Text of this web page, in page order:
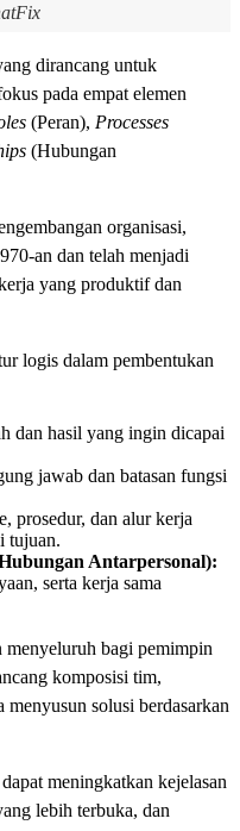
dirancang untuk
pada empat elemen
(Peran), Processes
(Hubungan
organisasi,
an dan telah menjadi
yang produktif dan
logis dalam pembentukan
dan hasil yang ingin dicapai
jawab dan batasan fungsi
prosedur, dan alur kerja
tujuan.
Antarpersonal):
serta kerja sama
bagi pemimpin
komposisi tim,
menyusun solusi berdasarkan
meningkatkan kejelasan
lebih terbuka, dan